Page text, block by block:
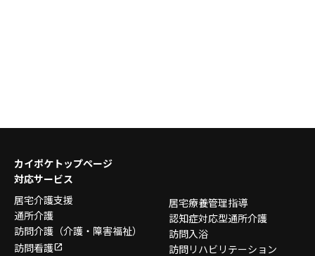
カイポケトップページ
対応サービス
居宅介護支援
通所介護
訪問介護 （介護・障害福祉）
訪問看護
居宅療養管理指導
認知症対応型通所介護
訪問入浴
訪問リハビリテーション